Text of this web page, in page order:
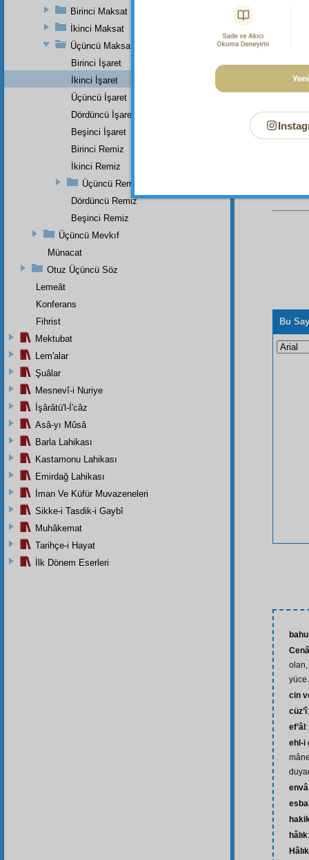
Dipnot-3
Dipnot-5
Bu
olan,
yüce
cin
cüz’î
ef’âl
ehl-i
envâ
hâlık
Hâlık
Birinci Maksat
İkinci Maksat
Üçüncü Maksat
Birinci İşaret
İkinci İşaret
Üçüncü İşaret
Dördüncü İşaret
Beşinci İşaret
Birinci Remiz
İkinci Remiz
Üçüncü Remiz
Dördüncü Remiz
Beşinci Remiz
Üçüncü Mevkıf
Münacat
Otuz Üçüncü Söz
Lemeât
Konferans
Fihrist
Mektubat
Lem'alar
Şuâlar
Mesnevî-i Nuriye
İşârâtü'l-İ'câz
Asâ-yı Mûsâ
Barla Lahikası
Kastamonu Lahikası
Emirdağ Lahikası
İman Ve Küfür Muvazeneleri
Sikke-i Tasdik-i Gaybî
Muhâkemat
Tarihçe-i Hayat
İlk Dönem Eserleri